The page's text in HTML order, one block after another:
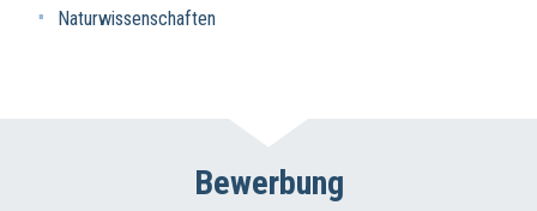
Naturwissenschaften
Bewerbung